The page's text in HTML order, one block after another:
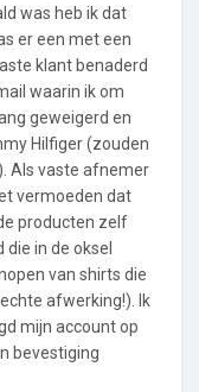
was heb ik dat
er een met een
klant benaderd
waarin ik om
geweigerd en
Hilfiger (zouden
Als vaste afnemer
vermoeden dat
producten zelf
in de oksel
van shirts die
afwerking!). Ik
mijn account op
bevestiging